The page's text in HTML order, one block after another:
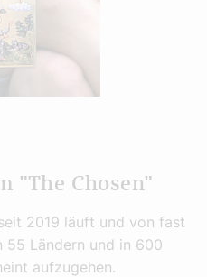
"The Chosen"
2019 läuft und von fast
55 Ländern und in 600
aufzugehen.